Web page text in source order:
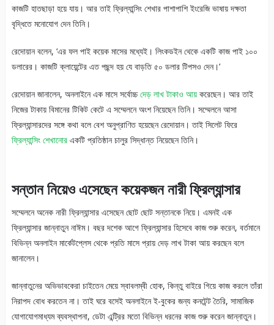
কাজটি হাতছাড়া হয়ে যায়। আর তাই ফ্রিল্যান্সিং শেখার পাশাপাশি ইংরেজি ভাষায় দক্ষতা
বৃদ্ধিতে মনোযোগ দেন তিনি।
রেদোয়ান বলেন, ‘এর ফল পাই কয়েক মাসের মধ্যেই। লিংকডইন থেকে একটি কাজ পাই ১০০
ডলারের। কাজটি ক্লায়েন্টের এত পছন্দ হয় যে বাড়তি ৫০ ডলার টিপসও দেন।’
রেদোয়ান জানালেন, অনলাইনে এক মাসে সর্বোচ্চদেড় লাখ টাকাও আয়করেছেন। আর তাই
নিজের টাকায় বিমানের টিকিট কেটে এ সম্মেলনে অংশ নিয়েছেন তিনি। সম্মেলনে আসা
ফ্রিল্যান্সারদের সঙ্গে কথা বলে বেশ অনুপ্রাণিত হয়েছেন রেদোয়ান। তাই সিলেট ফিরে
ফ্রিল্যান্সিং শেখানোরএকটি প্রতিষ্ঠান চালুর সিদ্ধান্ত নিয়েছেন তিনি।
সন্তান নিয়েও এসেছেন কয়েকজন নারী ফ্রিল্যান্সার
সম্মেলনে অনেক নারী ফ্রিল্যান্সার এসেছেন ছোট ছোট সন্তানকে নিয়ে। এমনই এক
ফ্রিল্যান্সার জান্নাতুন নাঈম। বছর দশেক আগে ফ্রিল্যান্সার হিসেবে কাজ শুরু করেন, বর্তমানে
বিভিন্ন অনলাইন মার্কেটপ্লেস থেকে প্রতি মাসে প্রায় দেড় লাখ টাকা আয় করছেন বলে
জানালেন।
জান্নাতুনের অভিভাবকেরা চাইতেন মেয়ে স্বাবলম্বী হোক, কিন্তু বাইরে গিয়ে কাজ করলে তাঁরা
নিরাপদ বোধ করতেন না। তাই ঘরে বসেই অনলাইনে ই-বুকের জন্য কনটেন্ট তৈরি, সামাজিক
যোগাযোগমাধ্যম ব্যবস্থাপনা, ডেটা এন্ট্রির মতো বিভিন্ন ধরনের কাজ শুরু করেন জান্নাতুন।